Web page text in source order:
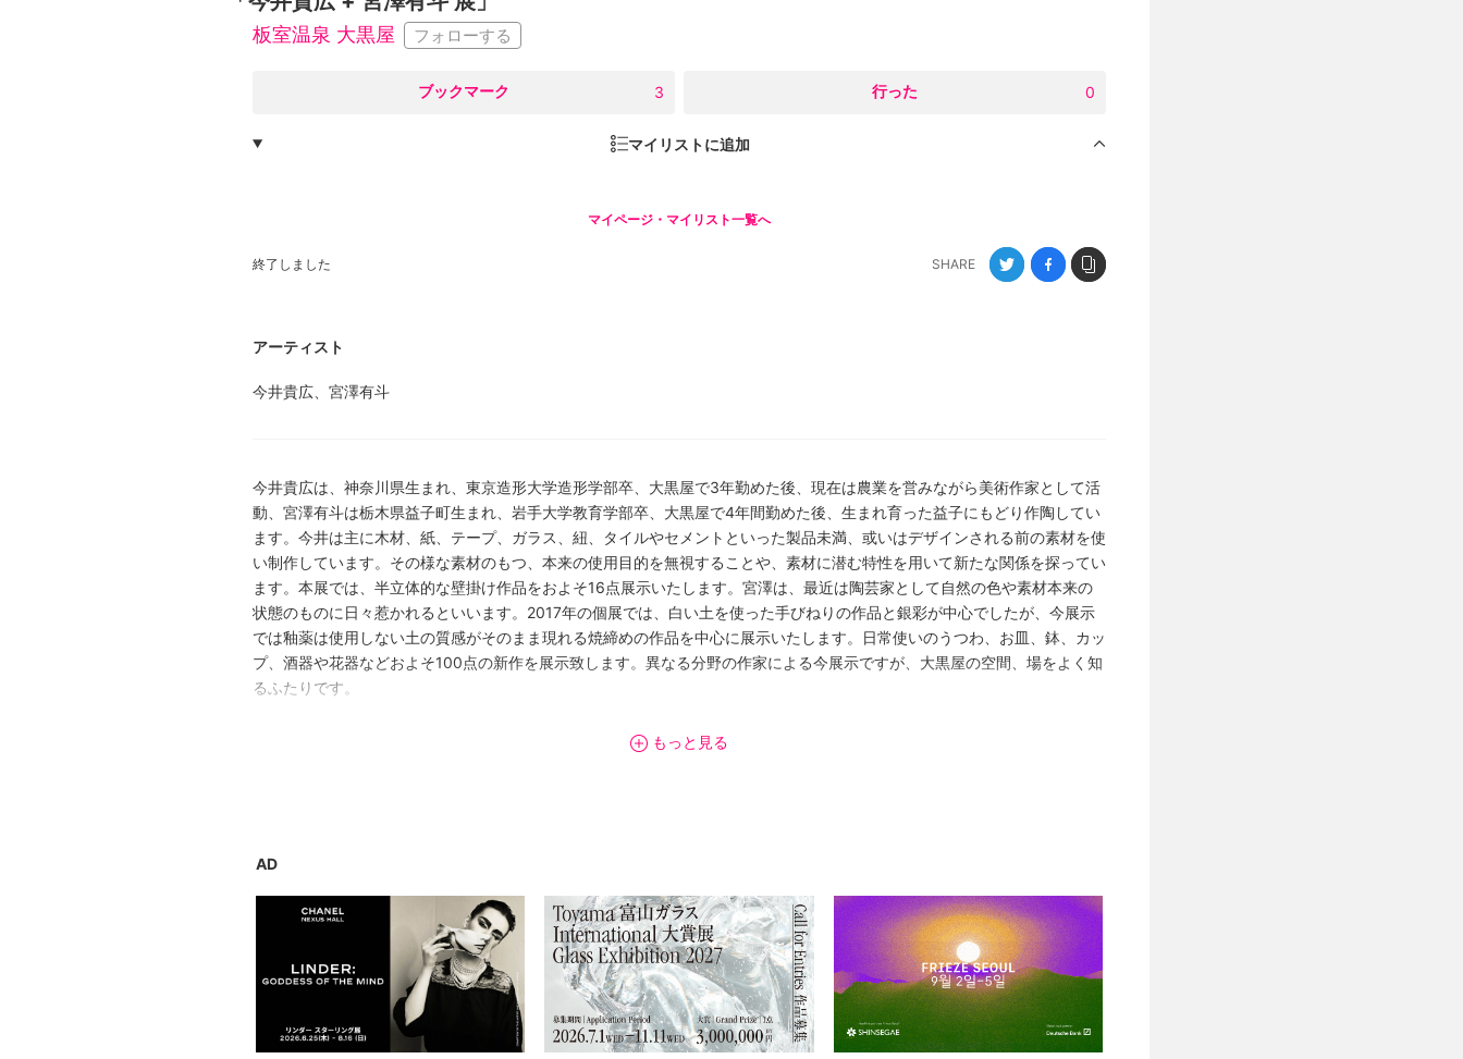
板室温泉 大黒屋 フォローする
ブックマーク 3 行った 0
マイリストに追加
マイページ・マイリスト一覧へ
終了しました SHARE
アーティスト
今井貴広、宮澤有斗
今井貴広は、神奈川県生まれ、東京造形大学造形学部卒、大黒屋で3年勤めた後、現在は農業を営みながら美術作家として活
動、宮澤有斗は栃木県益子町生まれ、岩手大学教育学部卒、大黒屋で4年間勤めた後、生まれ育った益子にもどり作陶してい
ます。今井は主に木材、紙、テープ、ガラス、紐、タイルやセメントといった製品未満、或いはデザインされる前の素材を使
い制作しています。その様な素材のもつ、本来の使用目的を無視することや、素材に潜む特性を用いて新たな関係を探ってい
ます。本展では、半立体的な壁掛け作品をおよそ16点展示いたします。宮澤は、最近は陶芸家として自然の色や素材本来の
状態のものに日々惹かれるといいます。2017年の個展では、白い土を使った手びねりの作品と銀彩が中心でしたが、今展示
では釉薬は使用しない土の質感がそのまま現れる焼締めの作品を中心に展示いたします。日常使いのうつわ、お皿、鉢、カッ
プ、酒器や花器などおよそ100点の新作を展示致します。異なる分野の作家による今展示ですが、大黒屋の空間、場をよく知
るふたりです。
もっと見る
AD